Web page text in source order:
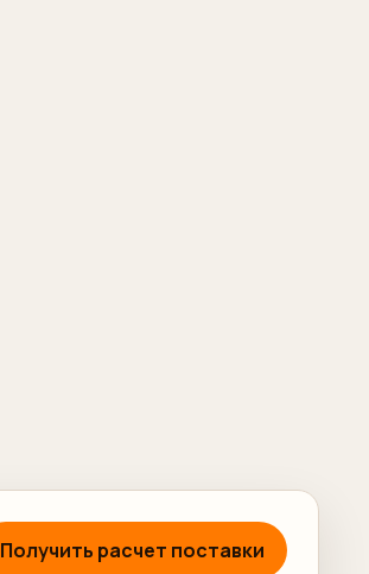
Получить расчет поставки